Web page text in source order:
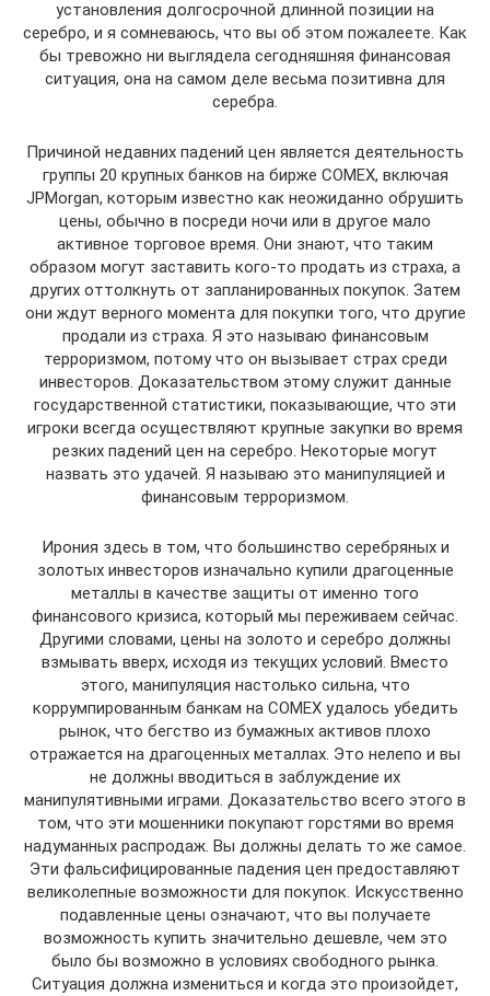
установления долгосрочной длинной позиции на
серебро, и я сомневаюсь, что вы об этом пожалеете. Как
бы тревожно ни выглядела сегодняшняя финансовая
ситуация, она на самом деле весьма позитивна для
серебра.
Причиной недавних падений цен является деятельность
группы 20 крупных банков на бирже COMEX, включая
JPMorgan, которым известно как неожиданно обрушить
цены, обычно в посреди ночи или в другое мало
активное торговое время. Они знают, что таким
образом могут заставить кого-то продать из страха, а
других оттолкнуть от запланированных покупок. Затем
они ждут верного момента для покупки того, что другие
продали из страха. Я это называю финансовым
терроризмом, потому что он вызывает страх среди
инвесторов. Доказательством этому служит данные
государственной статистики, показывающие, что эти
игроки всегда осуществляют крупные закупки во время
резких падений цен на серебро. Некоторые могут
назвать это удачей. Я называю это манипуляцией и
финансовым терроризмом.
Ирония здесь в том, что большинство серебряных и
золотых инвесторов изначально купили драгоценные
металлы в качестве защиты от именно того
финансового кризиса, который мы переживаем сейчас.
Другими словами, цены на золото и серебро должны
взмывать вверх, исходя из текущих условий. Вместо
этого, манипуляция настолько сильна, что
коррумпированным банкам на COMEX удалось убедить
рынок, что бегство из бумажных активов плохо
отражается на драгоценных металлах. Это нелепо и вы
не должны вводиться в заблуждение их
манипулятивными играми. Доказательство всего этого в
том, что эти мошенники покупают горстями во время
надуманных распродаж. Вы должны делать то же самое.
Эти фальсифицированные падения цен предоставляют
великолепные возможности для покупок. Искусственно
подавленные цены означают, что вы получаете
возможность купить значительно дешевле, чем это
было бы возможно в условиях свободного рынка.
Ситуация должна измениться и когда это произойдет,